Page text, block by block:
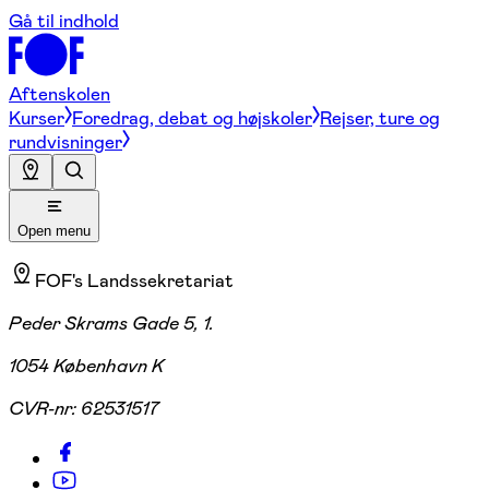
Gå til indhold
Aftenskolen
Kurser Foredrag, debat og højskoler Rejser, ture og
rundvisninger
Open menu
FOF's Landssekretariat
Peder Skrams Gade 5, 1.
1054 København K
CVR-nr: 62531517